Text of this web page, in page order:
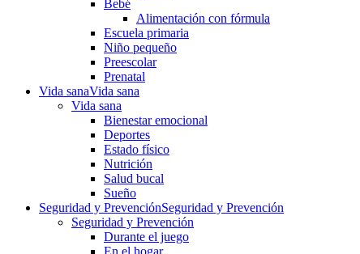
Bebé
Alimentación con fórmula
Escuela primaria
Niño pequeño
Preescolar
Prenatal
Vida sanaVida sana
Vida sana
Bienestar emocional
Deportes
Estado físico
Nutrición
Salud bucal
Sueño
Seguridad y PrevenciónSeguridad y Prevención
Seguridad y Prevención
Durante el juego
En el hogar